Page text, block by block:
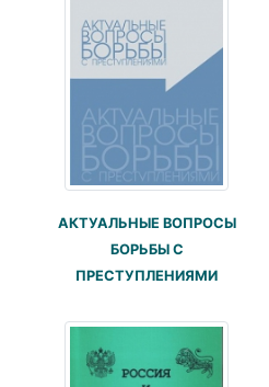
АКТУАЛЬНЫЕ ВОПРОСЫ
БОРЬБЫ С
ПРЕСТУПЛЕНИЯМИ